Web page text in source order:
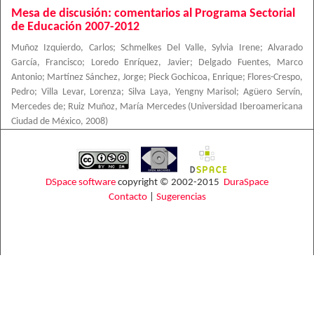
Mesa de discusión: comentarios al Programa Sectorial
de Educación 2007-2012
Muñoz Izquierdo, Carlos;Schmelkes Del Valle, Sylvia Irene; Alvarado
García, Francisco; Loredo Enríquez, Javier;
Delgado Fuentes, Marco
Antonio; Martínez Sánchez, Jorge; Pieck Gochicoa, Enrique; Flores-Crespo,
Pedro; Villa Levar, Lorenza;Silva Laya, Yengny Marisol ;Agüero Servín,
Mercedes de; Ruiz Muñoz, María Mercedes (Universidad Iberoamericana
Ciudad de México, 2008)
DSpace software copyright © 2002-2015 DuraSpace
Contacto| Sugerencias